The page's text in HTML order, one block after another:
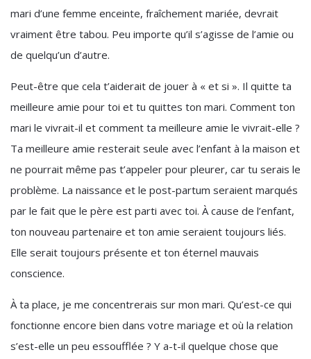
mari d’une femme enceinte, fraîchement mariée, devrait
vraiment être tabou. Peu importe qu’il s’agisse de l’amie ou
de quelqu’un d’autre.
Peut-être que cela t’aiderait de jouer à « et si ». Il quitte ta
meilleure amie pour toi et tu quittes ton mari. Comment ton
mari le vivrait-il et comment ta meilleure amie le vivrait-elle ?
Ta meilleure amie resterait seule avec l’enfant à la maison et
ne pourrait même pas t’appeler pour pleurer, car tu serais le
problème. La naissance et le post-partum seraient marqués
par le fait que le père est parti avec toi. À cause de l’enfant,
ton nouveau partenaire et ton amie seraient toujours liés.
Elle serait toujours présente et ton éternel mauvais
conscience.
À ta place, je me concentrerais sur mon mari. Qu’est-ce qui
fonctionne encore bien dans votre mariage et où la relation
s’est-elle un peu essoufflée ? Y a-t-il quelque chose que